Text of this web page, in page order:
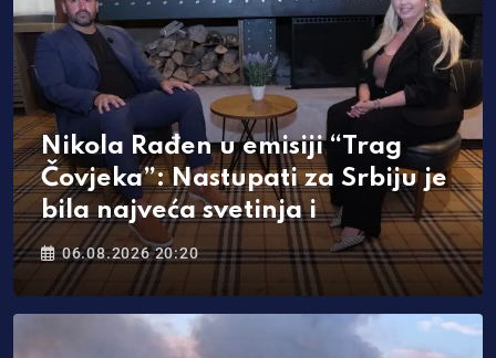
Nikola Rađen u emisiji “Trag
Čovjeka”: Nastupati za Srbiju je
bila najveća svetinja i
06.08.2026 20:20